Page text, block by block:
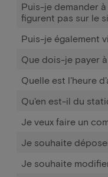
Puis-je demander
figurent pas sur le
Puis-je également
Que dois-je payer
Quelle est l'heure
Qu'en est-il du
Je veux faire un
Je souhaite
Je souhaite